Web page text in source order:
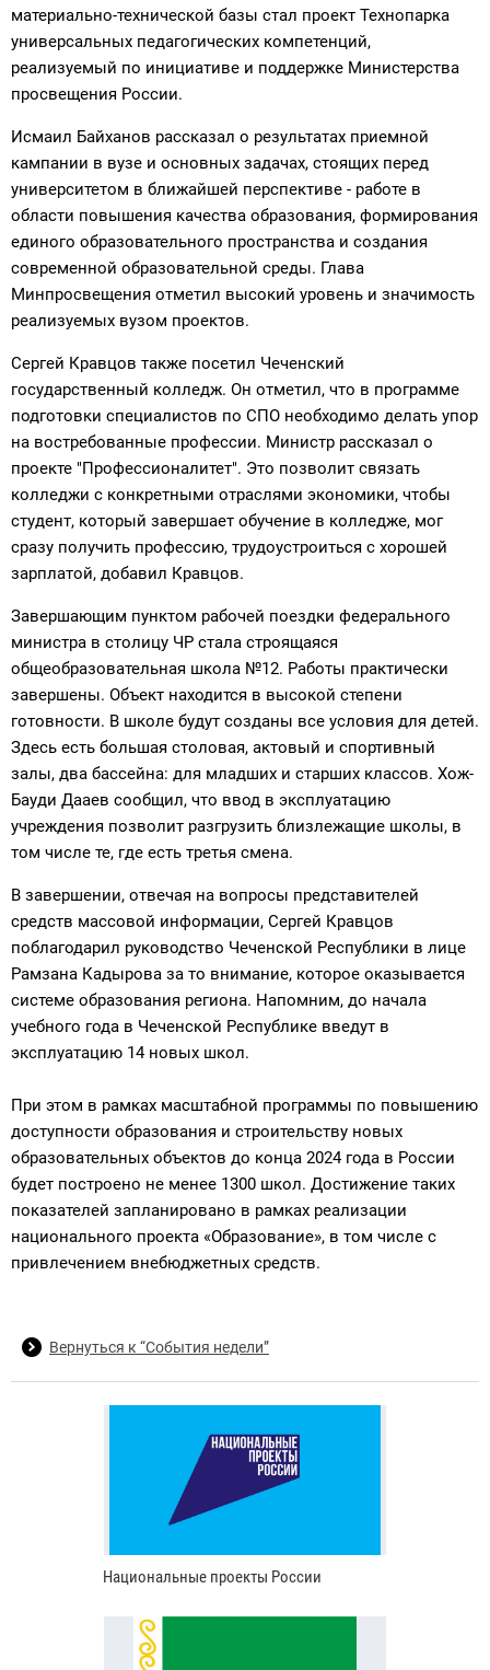
материально-технической базы стал проект Технопарка
универсальных педагогических компетенций,
реализуемый по инициативе и поддержке Министерства
просвещения России.
Исмаил Байханов рассказал о результатах приемной
кампании в вузе и основных задачах, стоящих перед
университетом в ближайшей перспективе - работе в
области повышения качества образования, формирования
единого образовательного пространства и создания
современной образовательной среды. Глава
Минпросвещения отметил высокий уровень и значимость
реализуемых вузом проектов.
Сергей Кравцов также посетил Чеченский
государственный колледж. Он отметил, что в программе
подготовки специалистов по СПО необходимо делать упор
на востребованные профессии. Министр рассказал о
проекте "Профессионалитет". Это позволит связать
колледжи с конкретными отраслями экономики, чтобы
студент, который завершает обучение в колледже, мог
сразу получить профессию, трудоустроиться с хорошей
зарплатой, добавил Кравцов.
Завершающим пунктом рабочей поездки федерального
министра в столицу ЧР стала строящаяся
общеобразовательная школа №12. Работы практически
завершены. Объект находится в высокой степени
готовности. В школе будут созданы все условия для детей.
Здесь есть большая столовая, актовый и спортивный
залы, два бассейна: для младших и старших классов. Хож-
Бауди Дааев сообщил, что ввод в эксплуатацию
учреждения позволит разгрузить близлежащие школы, в
том числе те, где есть третья смена.
В завершении, отвечая на вопросы представителей
средств массовой информации, Сергей Кравцов
поблагодарил руководство Чеченской Республики в лице
Рамзана Кадырова за то внимание, которое оказывается
системе образования региона. Напомним, до начала
учебного года в Чеченской Республике введут в
эксплуатацию 14 новых школ.
При этом в рамках масштабной программы по повышению
доступности образования и строительству новых
образовательных объектов до конца 2024 года в России
будет построено не менее 1300 школ. Достижение таких
показателей запланировано в рамках реализации
национального проекта «Образование», в том числе с
привлечением внебюджетных средств.
Вернуться к “События недели”
Национальные проекты России